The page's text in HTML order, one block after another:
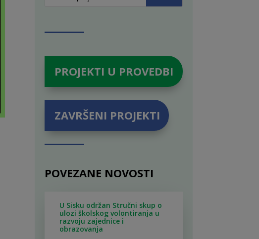
PROJEKTI U PROVEDBI
ZAVRŠENI PROJEKTI
POVEZANE NOVOSTI
U Sisku održan Stručni skup o
ulozi školskog volontiranja u
razvoju zajednice i
obrazovanja